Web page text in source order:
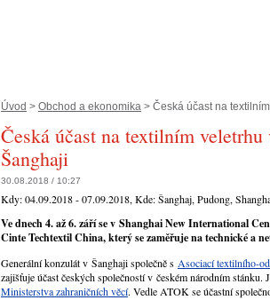
Úvod > Obchod a ekonomika > Česká účast na
Česká účast na textilním veletrhu
Šanghaji
30.08.2018 / 10:27
Kdy:04.09.2018 - 07.09.2018, Kde:Šanghaj, Pudong,
Ve dnech 4. až 6. září se v Shanghai New International
Cinte Techtextil China, který se zaměřuje na technické a
Generální konzulát v Šanghaji společně s Asociací textilního-
zajišťuje účast českých společností v českém národním stánku.
Ministerstva zahraničních věcí. Vedle ATOK se účastní